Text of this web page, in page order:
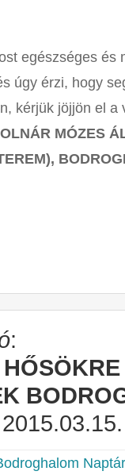
egészséges és
úgy érzi, hogy
kérjük jöjjön el a
MÓZES
:
Naptár